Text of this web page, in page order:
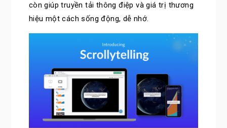
còn giúp truyền tải thông điệp và giá trị thương
hiệu một cách sống động, dễ nhớ.